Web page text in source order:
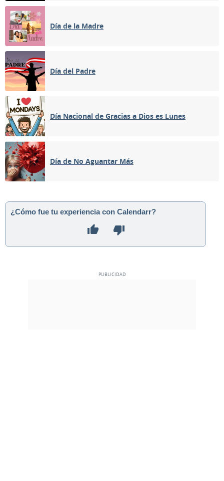
Día de la Madre
Día del Padre
Día Nacional de Gracias a Dios es Lunes
Día de No Aguantar Más
¿Cómo fue tu experiencia con Calendarr?